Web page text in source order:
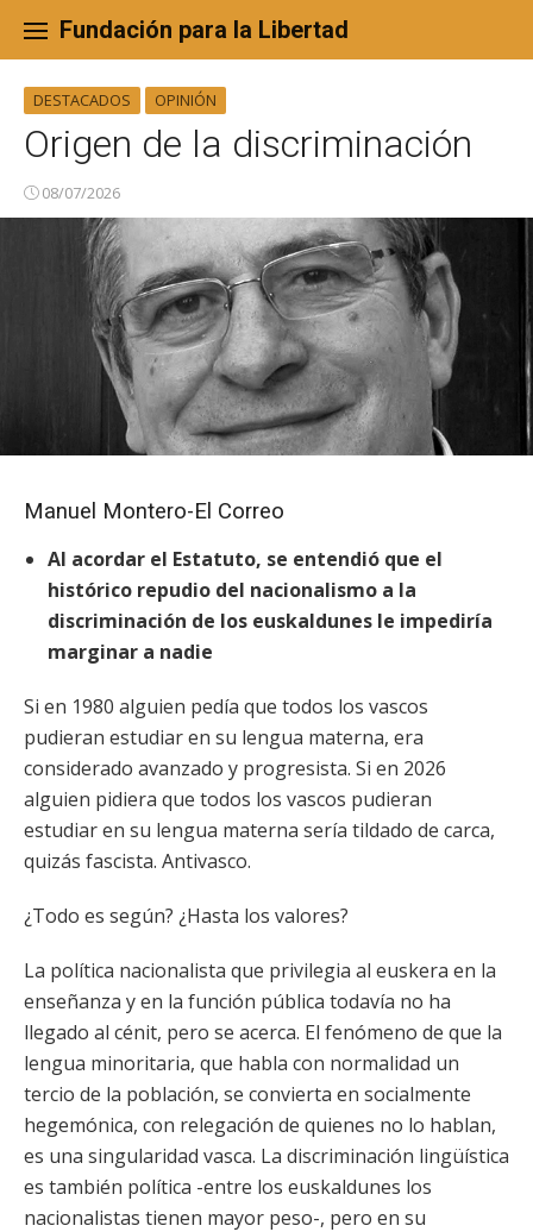
content
Fundación para la Libertad
DESTACADOS OPINIÓN
Origen de la discriminación
08/07/2026
Manuel Montero-El Correo
Al acordar el Estatuto, se entendió que el
histórico repudio del nacionalismo a la
discriminación de los euskaldunes le impediría
marginar a nadie
Si en 1980 alguien pedía que todos los vascos
pudieran estudiar en su lengua materna, era
considerado avanzado y progresista. Si en 2026
alguien pidiera que todos los vascos pudieran
estudiar en su lengua materna sería tildado de carca,
quizás fascista. Antivasco.
¿Todo es según? ¿Hasta los valores?
La política nacionalista que privilegia al euskera en la
enseñanza y en la función pública todavía no ha
llegado al cénit, pero se acerca. El fenómeno de que la
lengua minoritaria, que habla con normalidad un
tercio de la población, se convierta en socialmente
hegemónica, con relegación de quienes no lo hablan,
es una singularidad vasca. La discriminación lingüística
es también política -entre los euskaldunes los
nacionalistas tienen mayor peso-, pero en su